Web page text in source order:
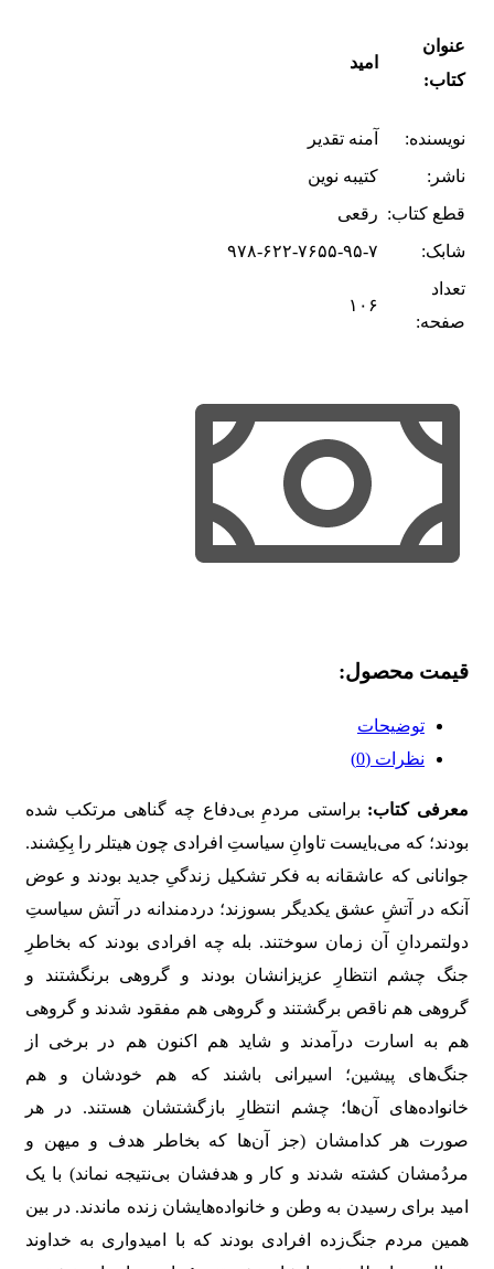
عنوان
کتاب:
امید
نویسنده:
آمنه تقدیر
ناشر:
کتیبه نوین
قطع کتاب: رقعی
شابک:
۹۷۸-۶۲۲-۷۶۵۵-۹۵-۷
تعداد
صفحه:
۱۰۶
قیمت محصول:​
توضیحات
نظرات (0)
معرفی کتاب: براستی مردمِ بی‌دفاع چه گناهی مرتکب شده
بودند؛ که می‌بایست تاوانِ سیاستِ افرادی چون هیتلر را بِکِشند.
جوانانی که عاشقانه به فکر تشکیل زندگیِ جدید بودند و عوض
آنکه در آتشِ عشق یکدیگر بسوزند؛ دردمندانه در آتش سیاستِ
دولتمردانِ آن زمان سوختند. بله چه افرادی بودند که بخاطرِ
جنگ چشم انتظارِ عزیزانشان بودند و گروهی برنگشتند و
گروهی هم ناقص برگشتند و گروهی هم مفقود شدند و گروهی
هم به اسارت درآمدند و شاید هم اکنون هم در برخی از
جنگ‌های پیشین؛ اسیرانی باشند که هم خودشان و هم
خانواده‌های آن‌ها؛ چشم انتظارِ بازگشتشان هستند. در هر
صورت هر کدامشان (جز آن‌ها که بخاطر هدف و میهن و
مردُمشان کشته شدند و کار و هدفشان بی‌نتیجه نماند) با یک
امید برای رسیدن به وطن و خانواده‌هایشان زنده ماندند. در بین
همین مردم جنگ‌زده افرادی بودند که با امیدواری به خداوند